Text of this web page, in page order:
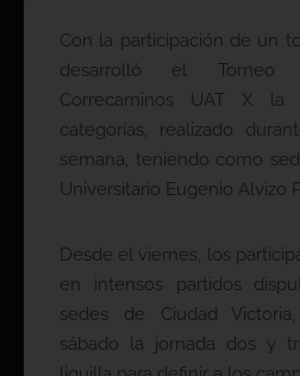
Con la participación de un
desarrolló el Torneo
Correcaminos UAT X la
categorías, realizado
semana, teniendo como
Universitario Eugenio Alvizo
Desde el viernes, los
en intensos partidos
sedes de Ciudad
sábado la jornada dos y